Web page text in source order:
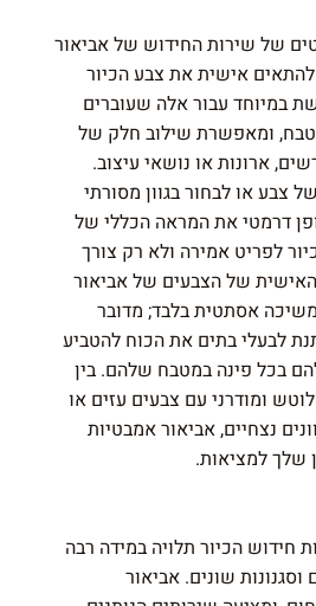
של שירות החידוש של אביאור
אישית את צבע הכיור
במיוחד עבור אלה שעוברים
ומאפשרת שילוב חלק של
ארונות או נושאי עיצוב.
צבע או לבחור בגוון מסורתי
דרמטי את המראה הכללי של
לפריט אמירה ולא רק צורך
של הצבעים של אביאור
אסתטית בלבד; מדובר
לבעלי בתים את הכוח להטביע
בכל פינה במטבח שלהם. בין
ומודרני עם צבעים עזים או
נצחיים, אביאור אמבטיות
שלך למציאות.
חידוש הכיור תלויה במידה רבה
שונים. אביאור